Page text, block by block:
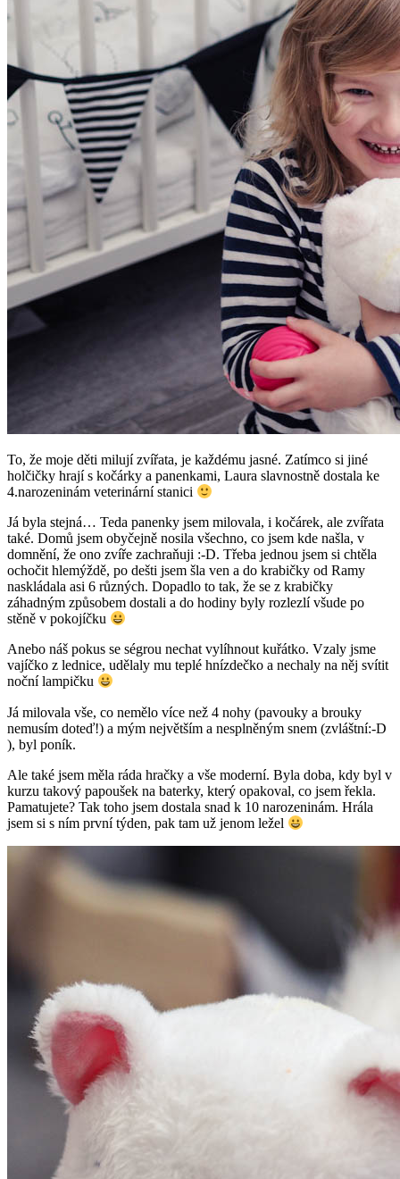
To, že moje děti milují zvířata, je každému jasné. Zatímco si jiné
holčičky hrají s kočárky a panenkami, Laura slavnostně dostala ke
4.narozeninám veterinární stanici
Já byla stejná… Teda panenky jsem milovala, i kočárek, ale zvířata
také. Domů jsem obyčejně nosila všechno, co jsem kde našla, v
domnění, že ono zvíře zachraňuji :-D. Třeba jednou jsem si chtěla
ochočit hlemýždě, po dešti jsem šla ven a do krabičky od Ramy
naskládala asi 6 různých. Dopadlo to tak, že se z krabičky
záhadným způsobem dostali a do hodiny byly rozlezlí všude po
stěně v pokojíčku
Anebo náš pokus se ségrou nechat vylíhnout kuřátko. Vzaly jsme
vajíčko z lednice, udělaly mu teplé hnízdečko a nechaly na něj svítit
noční lampičku
Já milovala vše, co nemělo více než 4 nohy (pavouky a brouky
nemusím doteď!) a mým největším a nesplněným snem (zvláštní:-D
), byl poník.
Ale také jsem měla ráda hračky a vše moderní. Byla doba, kdy byl v
kurzu takový papoušek na baterky, který opakoval, co jsem řekla.
Pamatujete? Tak toho jsem dostala snad k 10 narozeninám. Hrála
jsem si s ním první týden, pak tam už jenom ležel